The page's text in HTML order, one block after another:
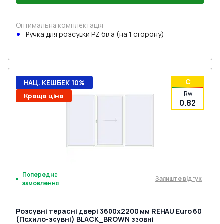
Оптимальна комплектація
Ручкa для розсувки PZ біла (на 1 сторону)
C
Rw
0.82
НАЦ. КЕШБЕК 10%
Краща ціна
Попереднє
замовлення
Залиште відгук
Розсувні терасні двері 3600x2200 мм REHAU Euro 60
(Похило-зсувні) BLACK_BROWN ззовні